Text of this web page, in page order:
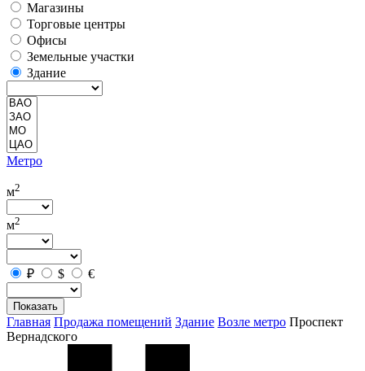
Магазины
Торговые центры
Офисы
Земельные участки
Здание
Метро
м2
м2
₽ $ €
Показать
Главная Продажа помещений Здание Возле метро Проспект
Вернадского